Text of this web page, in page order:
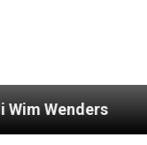
Lunedì